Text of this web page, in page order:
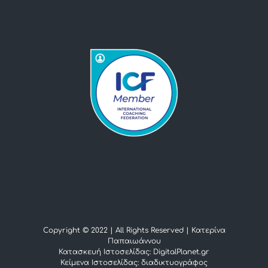
Copyright © 2022 | All Rights Reserved |
Κατερίνα
Παπαιωάννου
Κατασκευή Ιστοσελίδας: DigitalPlanet.gr
Κείμενα Ιστοσελίδας: διαδικτυογράφος